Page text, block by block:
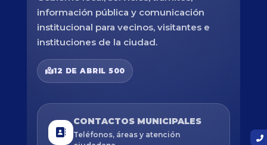
información pública y comunicación
institucional para vecinos, visitantes e
instituciones de la ciudad.
12 DE ABRIL 500
CONTACTOS MUNICIPALES
Teléfonos, áreas y atención